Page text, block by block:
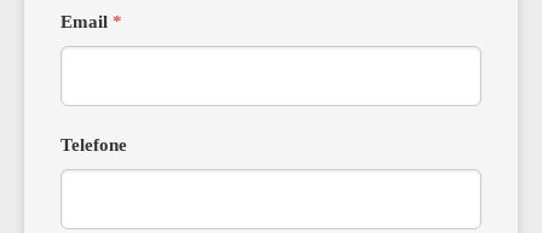
Email *
Telefone